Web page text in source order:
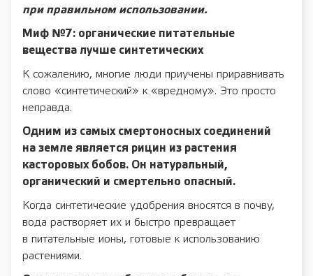
при правильном использовании.
Миф №7: органические питательные
вещества лучше синтетических
К сожалению, многие люди приучены приравнивать
слово «синтетический» к «вредному». Это просто
неправда.
Одним из самых смертоносных соединений
на земле является рицин из растения
касторовых бобов. Он натуральный,
органический и смертельно опасный.
Когда синтетические удобрения вносятся в почву,
вода растворяет их и быстро превращает
в питательные ионы, готовые к использованию
растениями.